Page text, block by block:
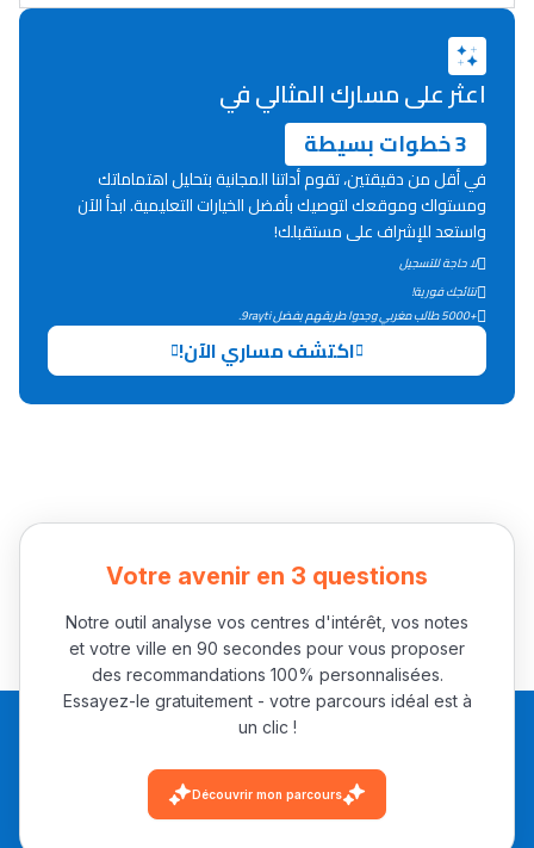
Collège au Maroc
+ de 78 Sujets
+ de 89 Interviews/Vidéos
اعثر على مسارك المثالي في
3 خطوات بسيطة
في أقل من دقيقتين، تقوم أداتنا المجانية بتحليل اهتماماتك
ومستواك وموقعك لتوصيك بأفضل الخيارات التعليمية. ابدأ الآن
واستعد للإشراف على مستقبلك!
لا حاجة للتسجيل
نتائجك فورية!
+5000 طالب مغربي وجدوا طريقهم بفضل 9rayti.
اكتشف مساري الآن!
Votre avenir en 3 questions
Notre outil analyse vos centres d'intérêt, vos notes
et votre ville en 90 secondes pour vous proposer
des recommandations 100% personnalisées.
Essayez-le gratuitement - votre parcours idéal est à
un clic !
Découvrir mon parcours